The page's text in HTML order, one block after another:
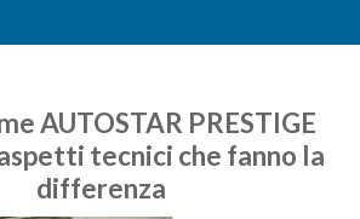
AUTOSTAR PRESTIGE
tecnici che fanno la
differenza